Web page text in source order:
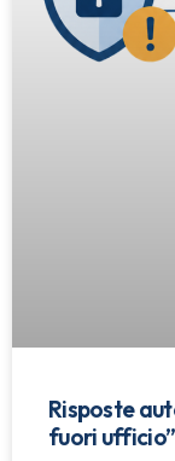
Risposte
fuori